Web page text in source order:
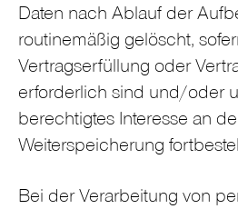
Daten nach Ablauf der
routinemäßig gelöscht,
Vertragserfüllung oder
erforderlich sind und/oder
berechtigtes Interesse an
Weiterspeicherung
Bei der Verarbeitung von